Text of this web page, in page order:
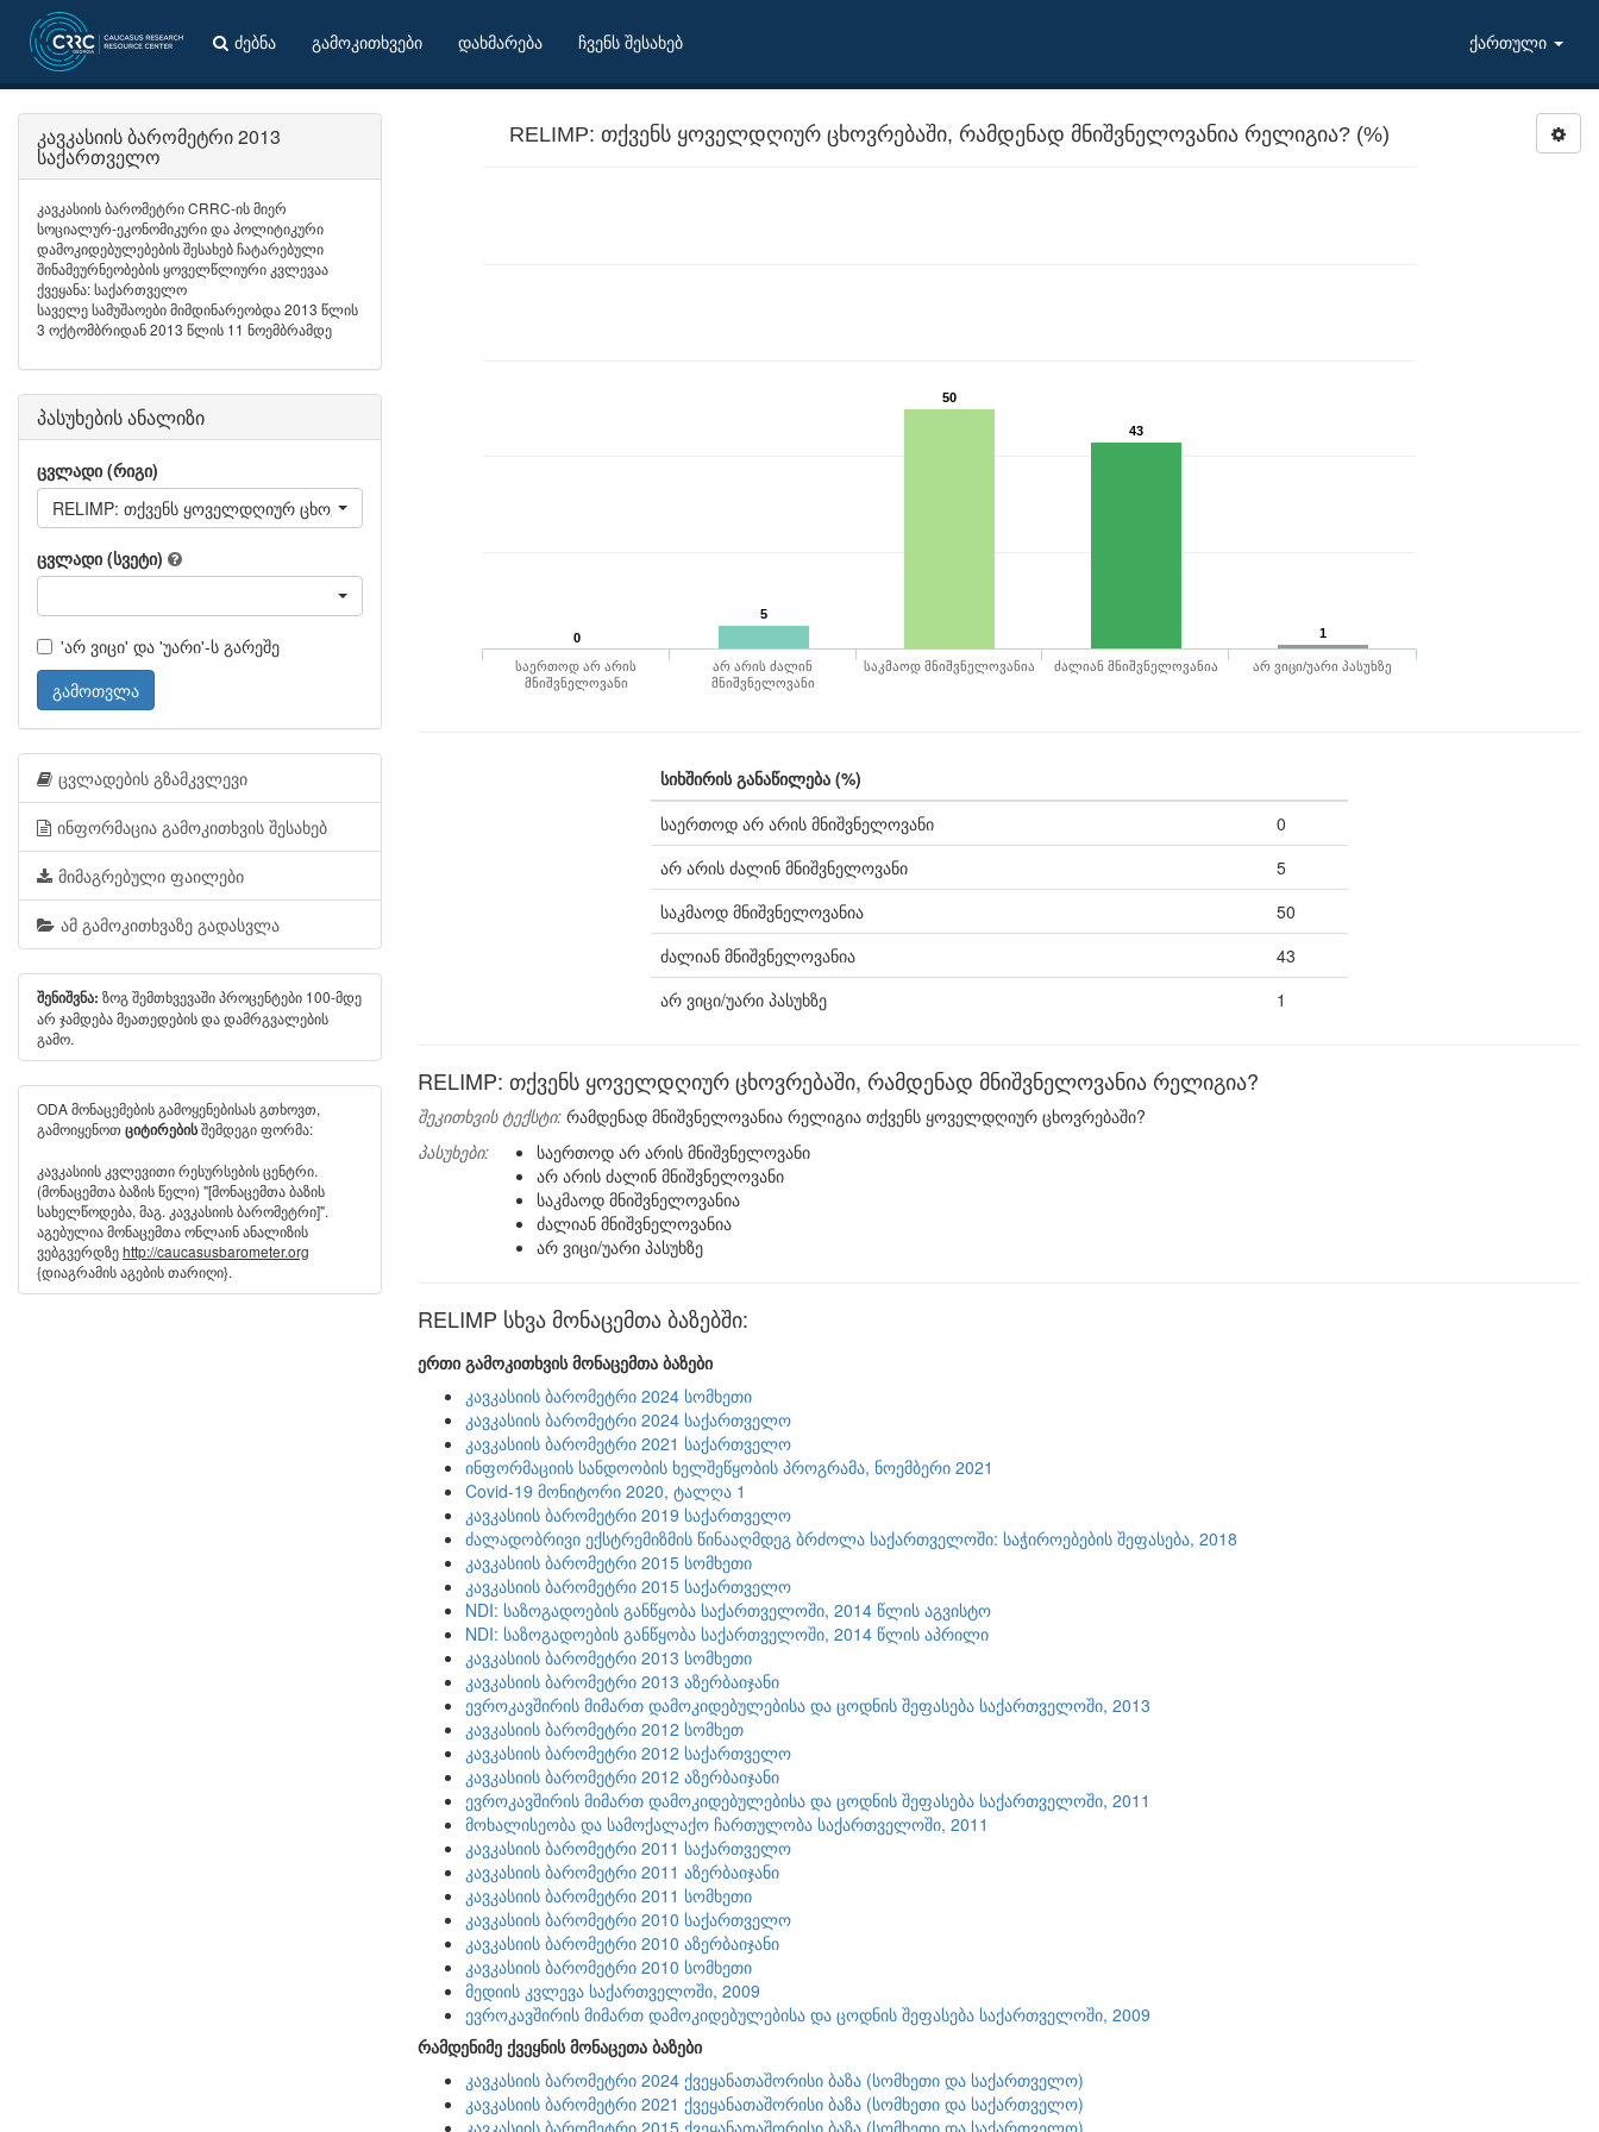
ძებნა გამოკითხვები დახმარება ჩვენს შესახებ ქართული
RELIMP: თქვენს ყოველდღიურ ცხოვრებაში, რამდენად მნიშვნელოვანია რელიგია? (%)
0
5
50
43
1
საერთოდ არ არის
მნიშვნელოვანი
არ არის ძალინ
მნიშვნელოვანი
საკმაოდ მნიშვნელოვანია ძალიან მნიშვნელოვანია არ ვიცი/უარი პასუხზე
სიხშირის განაწილება (%)
საერთოდ არ არის მნიშვნელოვანი
0
არ არის ძალინ მნიშვნელოვანი
5
საკმაოდ მნიშვნელოვანია
50
ძალიან მნიშვნელოვანია
43
არ ვიცი/უარი პასუხზე
1
RELIMP: თქვენს ყოველდღიურ ცხოვრებაში, რამდენად მნიშვნელოვანია რელიგია?
შეკითხვის ტექსტი: რამდენად მნიშვნელოვანია რელიგია თქვენს ყოველდღიურ ცხოვრებაში?
პასუხები:
საერთოდ არ არის მნიშვნელოვანი
არ არის ძალინ მნიშვნელოვანი
საკმაოდ მნიშვნელოვანია
ძალიან მნიშვნელოვანია
არ ვიცი/უარი პასუხზე
RELIMP სხვა მონაცემთა ბაზებში:
ერთი გამოკითხვის მონაცემთა ბაზები
კავკასიის ბარომეტრი 2024 სომხეთი
კავკასიის ბარომეტრი 2024 საქართველო
კავკასიის ბარომეტრი 2021 საქართველო
ინფორმაციის სანდოობის ხელშეწყობის პროგრამა, ნოემბერი 2021
Covid-19 მონიტორი 2020, ტალღა 1
კავკასიის ბარომეტრი 2019 საქართველო
ძალადობრივი ექსტრემიზმის წინააღმდეგ ბრძოლა საქართველოში: საჭიროებების შეფასება, 2018
კავკასიის ბარომეტრი 2015 სომხეთი
კავკასიის ბარომეტრი 2015 საქართველო
NDI: საზოგადოების განწყობა საქართველოში, 2014 წლის აგვისტო
NDI: საზოგადოების განწყობა საქართველოში, 2014 წლის აპრილი
კავკასიის ბარომეტრი 2013 სომხეთი
კავკასიის ბარომეტრი 2013 აზერბაიჯანი
ევროკავშირის მიმართ დამოკიდებულებისა და ცოდნის შეფასება საქართველოში, 2013
კავკასიის ბარომეტრი 2012 სომხეთ
კავკასიის ბარომეტრი 2012 საქართველო
კავკასიის ბარომეტრი 2012 აზერბაიჯანი
ევროკავშირის მიმართ დამოკიდებულებისა და ცოდნის შეფასება საქართველოში, 2011
მოხალისეობა და სამოქალაქო ჩართულობა საქართველოში, 2011
კავკასიის ბარომეტრი 2011 საქართველო
კავკასიის ბარომეტრი 2011 აზერბაიჯანი
კავკასიის ბარომეტრი 2011 სომხეთი
კავკასიის ბარომეტრი 2010 საქართველო
კავკასიის ბარომეტრი 2010 აზერბაიჯანი
კავკასიის ბარომეტრი 2010 სომხეთი
მედიის კვლევა საქართველოში, 2009
ევროკავშირის მიმართ დამოკიდებულებისა და ცოდნის შეფასება საქართველოში, 2009
რამდენიმე ქვეყნის მონაცეთა ბაზები
კავკასიის ბარომეტრი 2024 ქვეყანათაშორისი ბაზა (სომხეთი და საქართველო)
კავკასიის ბარომეტრი 2021 ქვეყანათაშორისი ბაზა (სომხეთი და საქართველო)
კავკასიის ბარომეტრი 2015 ქვეყანათაშორისი ბაზა (სომხეთი და საქართველო)
კავკასიის ბარომეტრი 2013
საქართველო
კავკასიის ბარომეტრი CRRC-ის მიერ
სოციალურ-ეკონომიკური და პოლიტიკური
დამოკიდებულებების შესახებ ჩატარებული
შინამეურნეობების ყოველწლიური კვლევაა
ქვეყანა: საქართველო
საველე სამუშაოები მიმდინარეობდა 2013 წლის
3 ოქტომბრიდან 2013 წლის 11 ნოემბრამდე
პასუხების ანალიზი
ცვლადი (რიგი)
RELIMP: თქვენს ყოველდღიურ ცხოვრებაში, რამდენად მნიშვნელოვანია რელიგია?
ცვლადი (სვეტი)
'არ ვიცი' და 'უარი'-ს გარეშე
გამოთვლა
ცვლადების გზამკვლევი
ინფორმაცია გამოკითხვის შესახებ
მიმაგრებული ფაილები
ამ გამოკითხვაზე გადასვლა
შენიშვნა: ზოგ შემთხვევაში პროცენტები 100-მდე
არ ჯამდება მეათედების და დამრგვალების
გამო.
ODA მონაცემების გამოყენებისას გთხოვთ,
გამოიყენოთ ციტირებისშემდეგი ფორმა:
კავკასიის კვლევითი რესურსების ცენტრი.
(მონაცემთა ბაზის წელი) "[მონაცემთა ბაზის
სახელწოდება, მაგ. კავკასიის ბარომეტრი]".
აგებულია მონაცემთა ონლაინ ანალიზის
ვებგვერდზეhttp://caucasusbarometer.org
{დიაგრამის აგების თარიღი}.